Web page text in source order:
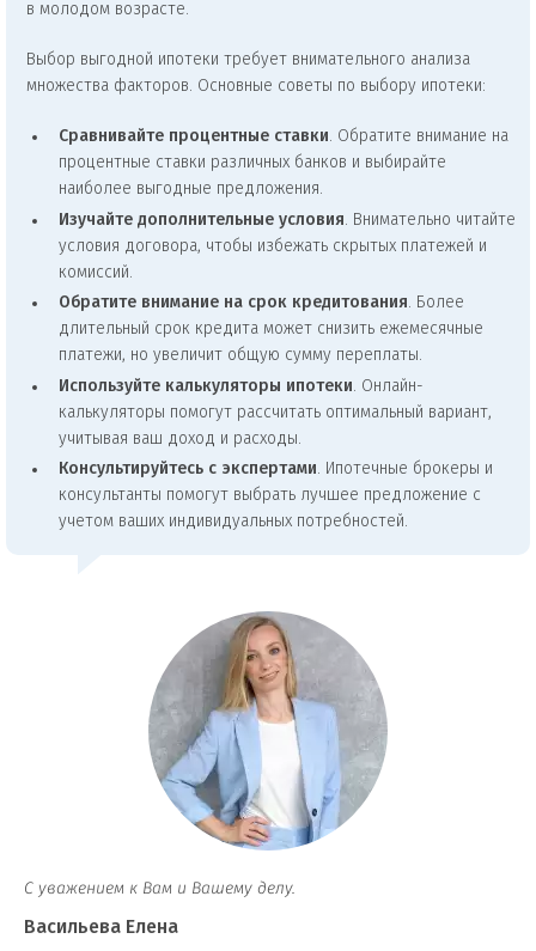
в молодом возрасте.
Выбор выгодной ипотеки требует внимательного анализа
множества факторов. Основные советы по выбору ипотеки:
Сравнивайте процентные ставки. Обратите внимание на
процентные ставки различных банков и выбирайте
наиболее выгодные предложения.
Изучайте дополнительные условия . Внимательно читайте
условия договора, чтобы избежать скрытых платежей и
комиссий.
Обратите внимание на срок кредитования. Более
длительный срок кредита может снизить ежемесячные
платежи, но увеличит общую сумму переплаты.
Используйте калькуляторы ипотеки . Онлайн-
калькуляторы помогут рассчитать оптимальный вариант,
учитывая ваш доход и расходы.
Консультируйтесь с экспертами. Ипотечные брокеры и
консультанты помогут выбрать лучшее предложение с
учетом ваших индивидуальных потребностей.
С уважением к Вам и Вашему делу.
Васильева Елена